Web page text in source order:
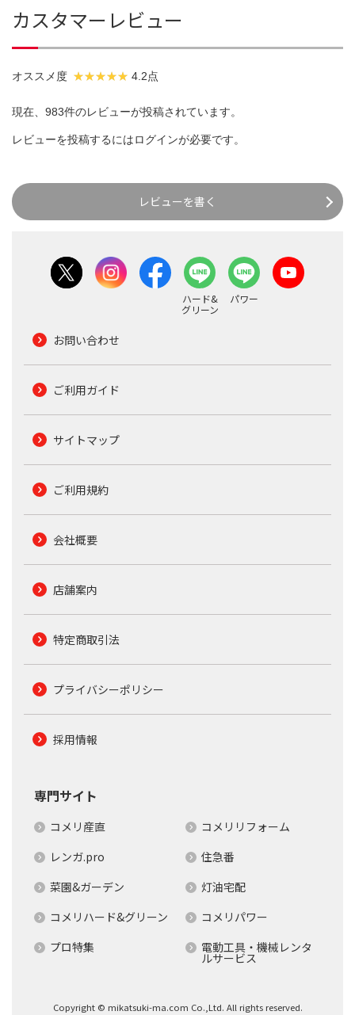
カスタマーレビュー
オススメ度 4.2点
現在、983件のレビューが投稿されています。
レビューを投稿するにはログインが必要です。
レビューを書く
ハード&
グリーン
パワー
お問い合わせ
ご利用ガイド
サイトマップ
ご利用規約
会社概要
店舗案内
特定商取引法
プライバシーポリシー
採用情報
専門サイト
コメリ産直
コメリリフォーム
レンガ.pro
住急番
菜園&ガーデン
灯油宅配
コメリハード&グリーン
コメリパワー
プロ特集
電動工具・機械レンタ
ルサービス
Copyright © mikatsuki-ma.com Co.,Ltd. All rights reserved.